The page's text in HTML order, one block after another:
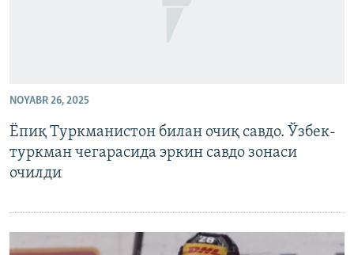
NOYABR 26, 2025
Ёпиқ Туркманистон билан очиқ савдо. Ўзбек-
туркман чегарасида эркин савдо зонаси
очилди